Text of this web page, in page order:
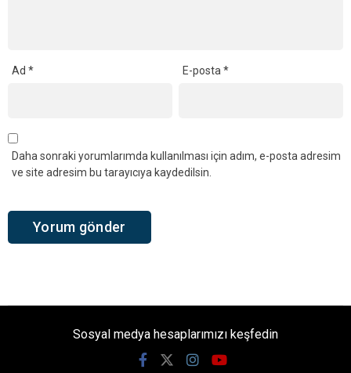
Ad * E-posta*
Daha sonraki yorumlarımda kullanılması için adım, e-posta adresim
ve site adresim bu tarayıcıya kaydedilsin.
Sosyal medya hesaplarımızı keşfedin